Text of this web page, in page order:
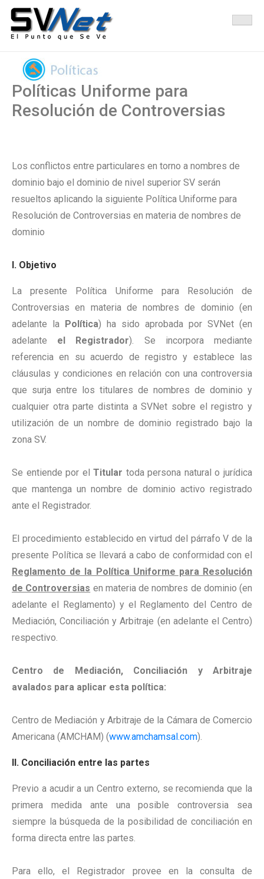
SVNet El Punto Que Se Ve
Administradora de Nombres de Dominio e IP, para El Salvador
Políticas Uniforme para
Resolución de Controversias
Los conflictos entre particulares en torno a nombres de
dominio bajo el dominio de nivel superior SV serán
resueltos aplicando la siguiente Política Uniforme para
Resolución de Controversias en materia de nombres de
dominio
I. Objetivo
La presente Política Uniforme para Resolución de
Controversias en materia de nombres de dominio (en
adelante la Política) ha sido aprobada por SVNet (en
adelante el Registrador). Se incorpora mediante
referencia en su acuerdo de registro y establece las
cláusulas y condiciones en relación con una controversia
que surja entre los titulares de nombres de dominio y
cualquier otra parte distinta a SVNet sobre el registro y
utilización de un nombre de dominio registrado bajo la
zona SV.
Se entiende por elTitular toda persona natural o jurídica
que mantenga un nombre de dominio activo registrado
ante el Registrador.
El procedimiento establecido en virtud del párrafo V de la
presente Política se llevará a cabo de conformidad con el
Reglamento de la Política Uniforme para Resolución
de Controversias en materia de nombres de dominio (en
adelante el Reglamento) y el Reglamento del Centro de
Mediación, Conciliación y Arbitraje (en adelante el Centro)
respectivo.
Centro de Mediación, Conciliación y Arbitraje
avalados para aplicar esta política:
Centro de Mediación y Arbitraje de la Cámara de Comercio
Americana (AMCHAM) (www.amchamsal.com).
II. Conciliación entre las partes
Previo a acudir a un Centro externo, se recomienda que la
primera medida ante una posible controversia sea
siempre la búsqueda de la posibilidad de conciliación en
forma directa entre las partes.
Para ello, el Registrador provee en la consulta de